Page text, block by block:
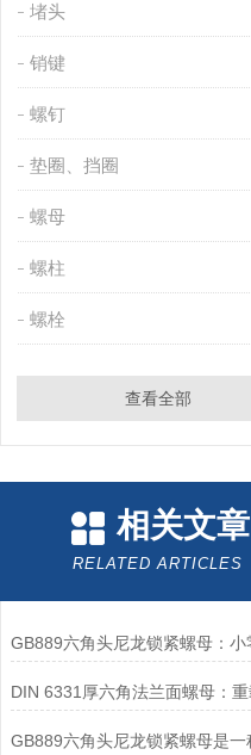
堵头
销键
螺钉
垫圈、挡圈
螺母
螺柱
螺栓
查看全部
相关文章
RELATED ARTICLES